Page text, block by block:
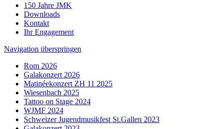
150 Jahre JMK
Downloads
Kontakt
Ihr Engagement
Navigation überspringen
Rom 2026
Galakonzert 2026
Matinéekonzert ZH 11 2025
Wiesenbach 2025
Tattoo on Stage 2024
WJMF 2024
Schweizer Jugendmusikfest St.Gallen 2023